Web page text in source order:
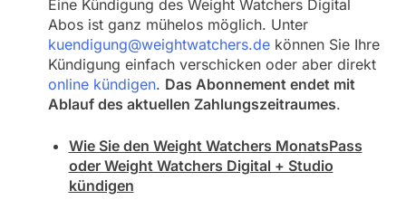
Eine Kündigung des Weight Watchers Digital
Abos ist ganz mühelos möglich. Unter
kuendigung@weightwatchers.dekönnen Sie Ihre
Kündigung einfach verschicken oder aber direkt
online kündigen. Das Abonnement endet mit
Ablauf des aktuellen Zahlungszeitraumes.
Wie Sie den Weight Watchers MonatsPass
oder Weight Watchers Digital + Studio
kündigen